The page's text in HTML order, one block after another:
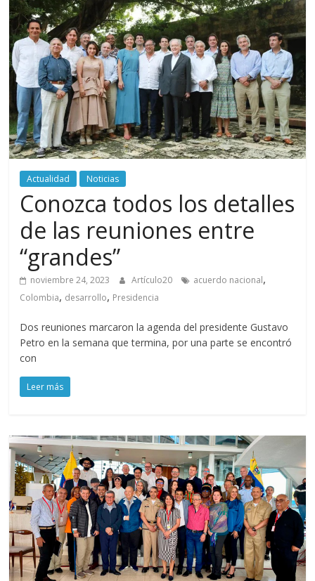
periodismo
digital
del
Politécnico
Grancolombiano
Actualidad Noticias
Conozca todos los detalles
de las reuniones entre
“grandes”
noviembre 24, 2023 Artículo20 acuerdo nacional,
Colombia, desarrollo, Presidencia
Dos reuniones marcaron la agenda del presidente Gustavo
Petro en la semana que termina, por una parte se encontró
con
Leer más